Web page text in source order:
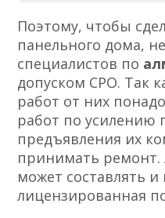
Поэтому, чтобы
панельного дома,
специалистов по
допуском СРО. Так
работ от них
работ по усилению
предъявления их
принимать ремонт.
может составлять
лицензированная